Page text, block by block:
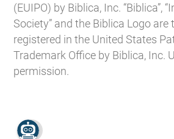
(EUIPO) by Biblica, Inc. “Biblica”,
Society” and the Biblica Logo are
registered in the United States
Trademark Office by Biblica, Inc.
permission.